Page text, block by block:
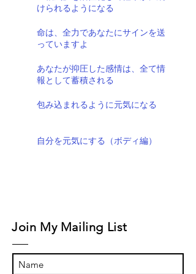
けられるようになる
命は、全力であなたにサインを送
っていますよ
あなたが抑圧した感情は、全て情
報として蓄積される
包み込まれるように元気になる
自分を元気にする（ボディ編）
Join My Mailing List